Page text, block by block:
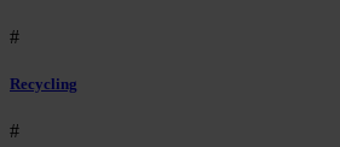
#
Recycling
#